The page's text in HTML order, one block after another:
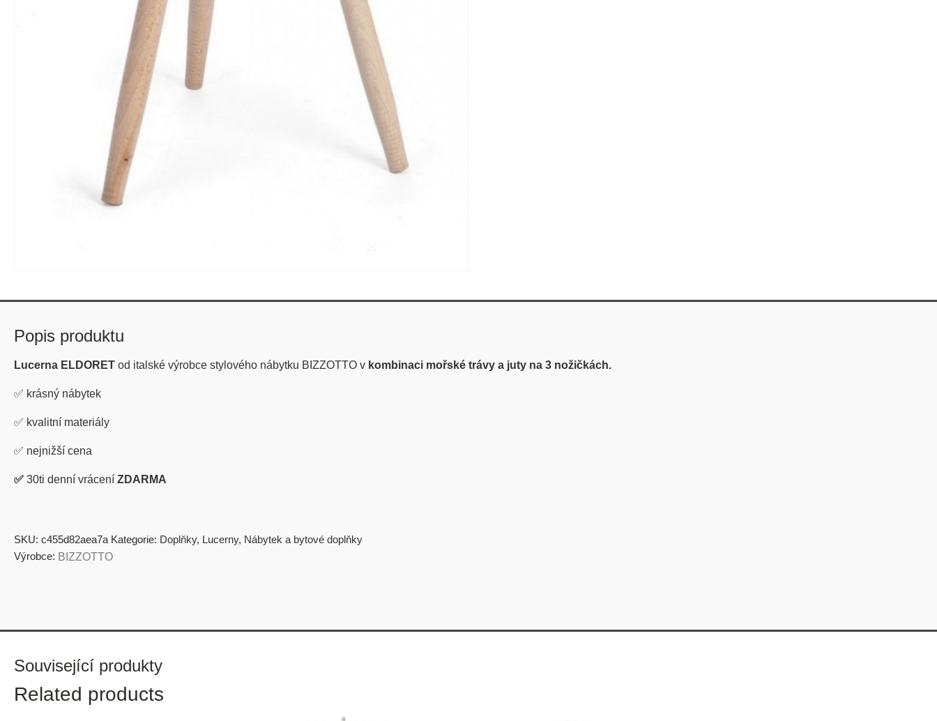
Popis produktu
Lucerna ELDORET od italské výrobce stylového nábytku BIZZOTTO v kombinaci mořské trávy a juty na 3 nožičkách.
✅ krásný nábytek
✅ kvalitní materiály
✅ nejnižší cena
✅ 30ti denní vrácení ZDARMA
SKU: c455d82aea7a Kategorie: Doplňky, Lucerny, Nábytek a bytové doplňky
Výrobce: BIZZOTTO
Související produkty
Related products